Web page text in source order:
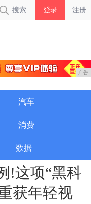
搜索 登录 注册
广告
汽车
消费
数据
!这项“黑科
获年轻视